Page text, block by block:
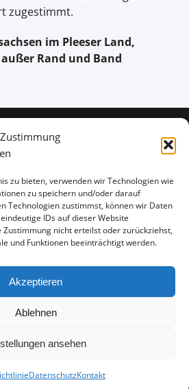
zu bieten, verwenden wir Technologien wie
zu speichern und/oder darauf
Technologien zustimmst, können wir Daten
IDs auf dieser Website
nicht erteilst oder zurückziehst,
und Funktionen beeinträchtigt werden.
Akzeptieren
Ablehnen
ansehen
DatenschutzKontakt
zugestimmt.
im Pleeser Land,
Rand und Band